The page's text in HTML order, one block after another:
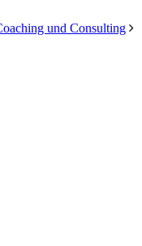
und Consulting